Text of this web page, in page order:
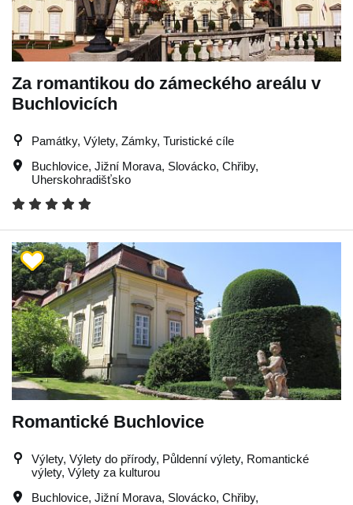
Za romantikou do zámeckého areálu v
Buchlovicích
Památky, Výlety, Zámky, Turistické cíle
Buchlovice, Jižní Morava, Slovácko, Chřiby,
Uherskohradišťsko
Romantické Buchlovice
Výlety, Výlety do přírody, Půldenní výlety, Romantické
výlety, Výlety za kulturou
Buchlovice, Jižní Morava, Slovácko, Chřiby,